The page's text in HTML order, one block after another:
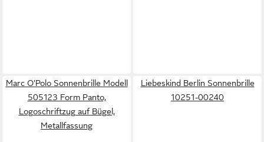
Marc O'Polo Sonnenbrille Modell
505123 Form Panto,
Logoschriftzug auf Bügel,
Metallfassung
Liebeskind Berlin Sonnenbrille
10251-00240